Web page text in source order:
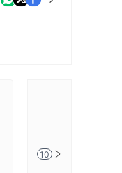
Excelente
10